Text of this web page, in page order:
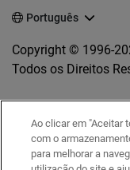
Português
Copyright © 1996-
Todos os Direitos
Ao clicar em "Aceitar
com o
para melhorar a